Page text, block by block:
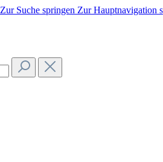
Zur Suche springen Zur Hauptnavigation